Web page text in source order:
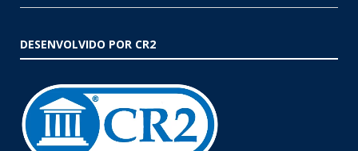
DESENVOLVIDO POR CR2